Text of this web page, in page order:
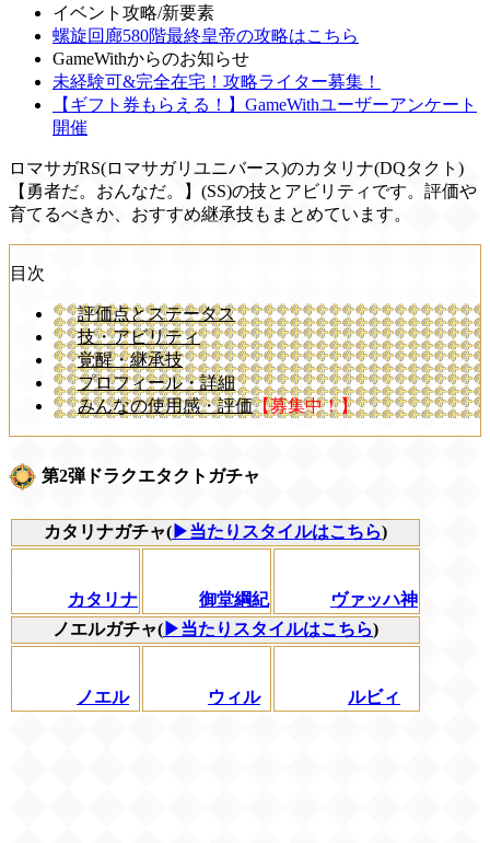
イベント攻略/新要素
螺旋回廊580階最終皇帝の攻略はこちら
GameWithからのお知らせ
未経験可&完全在宅！攻略ライター募集！
【ギフト券もらえる！】GameWithユーザーアンケート
開催
ロマサガRS(ロマサガリユニバース)のカタリナ(DQタクト)
【勇者だ。おんなだ。】(SS)の技とアビリティです。評価や
育てるべきか、おすすめ継承技もまとめています。
目次
評価点とステータス
技・アビリティ
覚醒・継承技
プロフィール・詳細
みんなの使用感・評価【募集中！】
第2弾ドラクエタクトガチャ
カタリナガチャ( ▶当たりスタイルはこちら)
カタリナ 御堂綱紀
ヴァッハ神
ノエルガチャ( ▶当たりスタイルはこちら)
ノエル ウィル ルビィ